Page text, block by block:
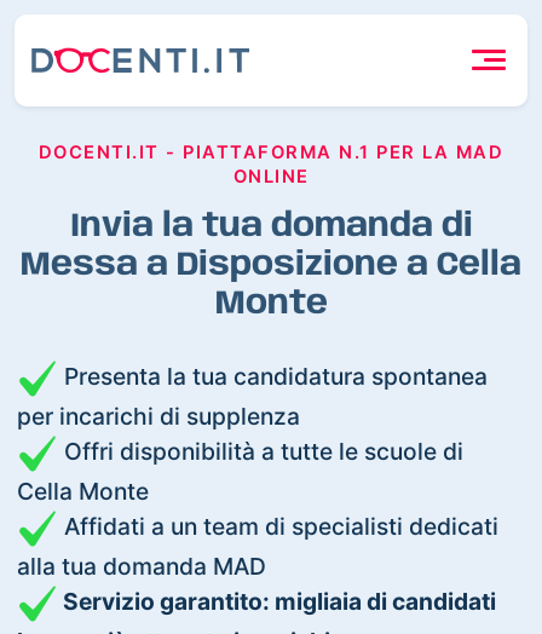
DOCENTI.IT - PIATTAFORMA N.1 PER LA MAD
ONLINE
Invia la tua domanda di
Messa a Disposizione a Cella
Monte
Presenta la tua candidatura spontanea
per incarichi di supplenza
Offri disponibilità a tutte le scuole di
Cella Monte
Affidati a un team di specialisti dedicati
alla tua domanda MAD
Servizio garantito: migliaia di candidati